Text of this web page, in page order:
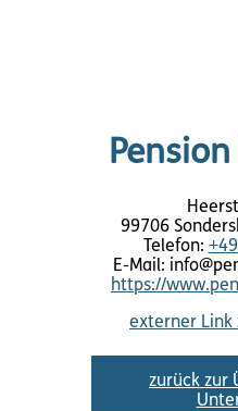
99706
Telefon:
E-Mail:
https://
externer Link
zurück zur